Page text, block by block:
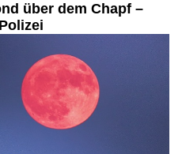
über dem Chapf –